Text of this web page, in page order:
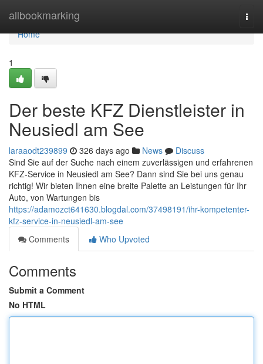
allbookmarking
Home
Home
1
Der beste KFZ Dienstleister in
Neusiedl am See
laraaodt239899 326 days ago News
Discuss
Sind Sie auf der Suche nach einem zuverlässigen und erfahrenen
KFZ-Service in Neusiedl am See? Dann sind Sie bei uns genau
richtig! Wir bieten Ihnen eine breite Palette an Leistungen für Ihr
Auto, von Wartungen bis
https://adamozct641630.blogdal.com/37498191/ihr-kompetenter-
kfz-service-in-neusiedl-am-see
Comments
Who Upvoted
Comments
Submit a Comment
No HTML